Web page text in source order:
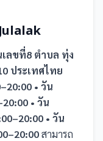
ลขที่8 ตำบล ทุ่ง
ประเทศไทย
• วัน
• วัน
• วัน
สามารถ